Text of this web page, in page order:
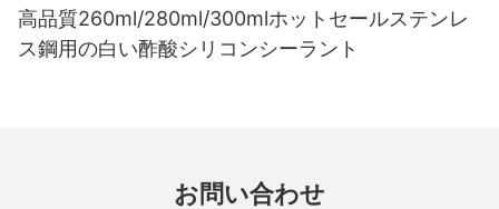
高品質260ml/280ml/300mlホットセールステンレ
ス鋼用の白い酢酸シリコンシーラント
お問い合わせ